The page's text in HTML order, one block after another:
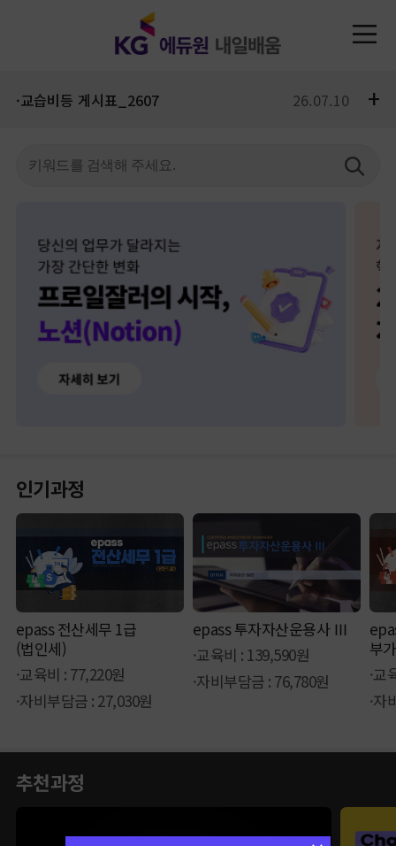
·교습비등 게시표_2607 26.07.10 +
인기과정
epass 전산세무 1급
(법인세)
·교육비 : 77,220원
·자비부담금 : 27,030원
epass 투자자산운용사 Ⅲ
·교육비 : 139,590원
·자비부담금 : 76,780원
부
·교
·자
추천과정